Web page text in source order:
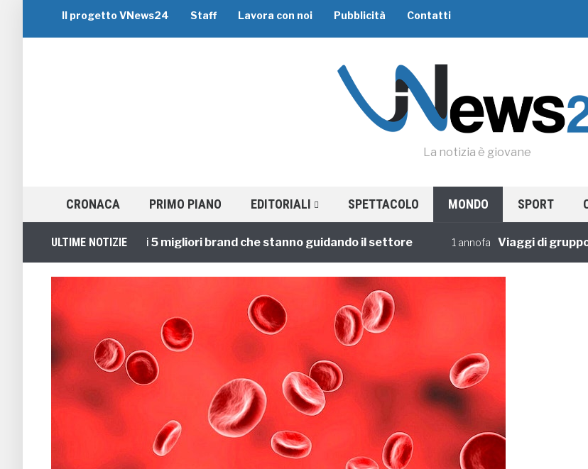
Il progetto VNews24 Staff Lavora con noi Pubblicità Contatti
La notizia è giovane
CRONACA PRIMO PIANO EDITORIALI SPETTACOLO MONDO SPORT
ULTIME NOTIZIE
Viaggi di Gruppo: i 5 migliori brand che stanno guidando il settore 1 annofa Viaggi di gruppo: